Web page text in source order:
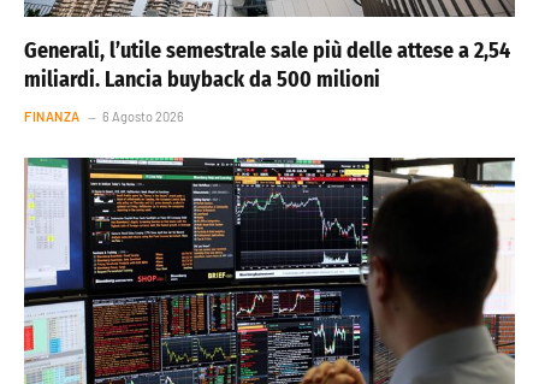
Generali, l’utile semestrale sale più delle attese a 2,54
miliardi. Lancia buyback da 500 milioni
FINANZA 6 Agosto 2026